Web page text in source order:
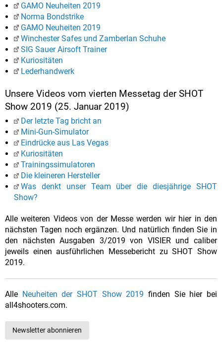
GAMO Neuheiten 2019
Norma Bondstrike
GAMO Neuheiten 2019
Winchester Safes und Zamberlan Schuhe
SIG Sauer Airsoft Trainer
Kuriositäten
Lederhandwerk
Unsere Videos vom vierten Messetag der SHOT
Show 2019 (25. Januar 2019)
Der letzte Tag bricht an
Mini-Gun-Simulator
Eindrücke aus Las Vegas
Kuriositäten
Trainingssimulatoren
Die kleineren Hersteller
Was denkt unser Team über die diesjährige SHOT
Show?
Alle weiteren Videos von der Messe werden wir hier in den
nächsten Tagen noch ergänzen. Und natürlich finden Sie in
den nächsten Ausgaben 3/2019 von VISIER und caliber
jeweils einen ausführlichen Messebericht zu SHOT Show
2019.
Alle Neuheiten der SHOT Show 2019finden Sie hier bei
all4shooters.com.
Newsletter abonnieren